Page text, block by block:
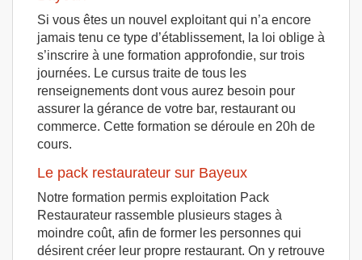
Si vous êtes un nouvel exploitant qui n’a encore
jamais tenu ce type d’établissement, la loi oblige à
s’inscrire à une formation approfondie, sur trois
journées. Le cursus traite de tous les
renseignements dont vous aurez besoin pour
assurer la gérance de votre bar, restaurant ou
commerce. Cette formation se déroule en 20h de
cours.
Le pack restaurateur sur Bayeux
Notre formation permis exploitation Pack
Restaurateur rassemble plusieurs stages à
moindre coût, afin de former les personnes qui
désirent créer leur propre restaurant. On y retrouve